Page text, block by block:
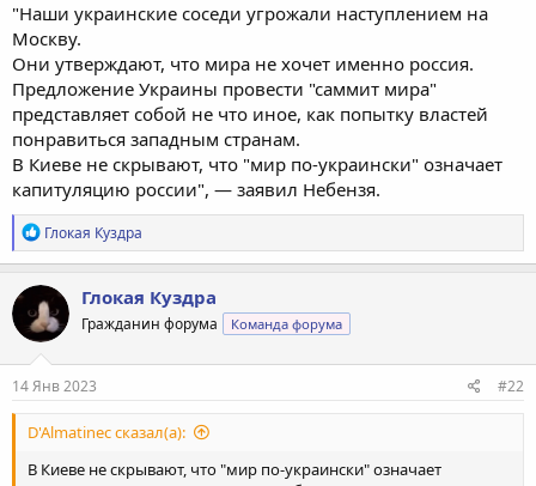
"Наши украинские соседи угрожали наступлением на
Москву.
Они утверждают, что мира не хочет именно россия.
Предложение Украины провести "саммит мира"
представляет собой не что иное, как попытку властей
понравиться западным странам.
В Киеве не скрывают, что "мир по-украински" означает
капитуляцию россии", — заявил Небензя.
Р
е
а
к
ц
и
и
:
Глокая Куздра
Глокая Куздра
Гражданин форума Команда форума
14 Янв 2023 #22
D'Almatinec сказал(а):
В Киеве не скрывают, что "мир по-украински" означает